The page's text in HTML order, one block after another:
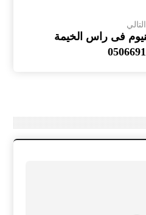
التالي
فى راس الخيمة